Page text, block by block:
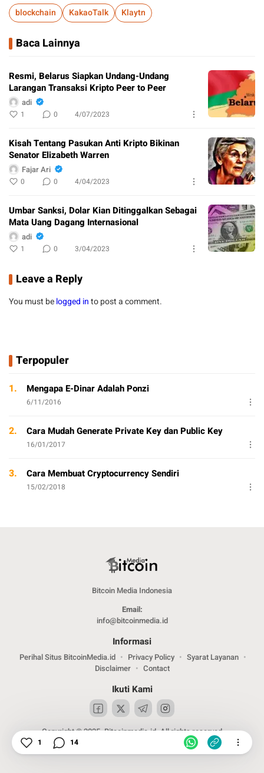
blockchain KakaoTalk Klaytn
Baca Lainnya
Resmi, Belarus Siapkan Undang-Undang
Larangan Transaksi Kripto Peer to Peer
adi
1 0 4/07/2023
Kisah Tentang Pasukan Anti Kripto Bikinan
Senator Elizabeth Warren
Fajar Ari
0 0 4/04/2023
Umbar Sanksi, Dolar Kian Ditinggalkan Sebagai
Mata Uang Dagang Internasional
adi
1 0 3/04/2023
Leave a Reply
You must belogged into post a comment.
Terpopuler
1. Mengapa E-Dinar Adalah Ponzi
6/11/2016
2. Cara Mudah Generate Private Key dan Public Key
16/01/2017
3. Cara Membuat Cryptocurrency Sendiri
15/02/2018
Bitcoin Media Indonesia
Email:
info@bitcoinmedia.id
Informasi
Perihal Situs BitcoinMedia.id Privacy Policy
Syarat Layanan
Disclaimer
Contact
Ikuti Kami
Copyright © 2025. Bitcoinmedia.id. All rights reserved
1 14